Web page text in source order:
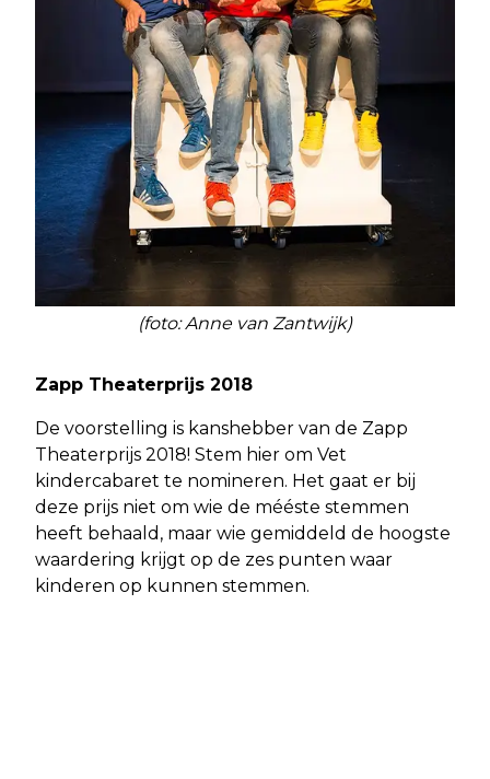
(foto: Anne van Zantwijk)
Zapp Theaterprijs 2018
De voorstelling is kanshebber van de Zapp
Theaterprijs 2018! Stem hier om Vet
kindercabaret te nomineren. Het gaat er bij
deze prijs niet om wie de mééste stemmen
heeft behaald, maar wie gemiddeld de hoogste
waardering krijgt op de zes punten waar
kinderen op kunnen stemmen.